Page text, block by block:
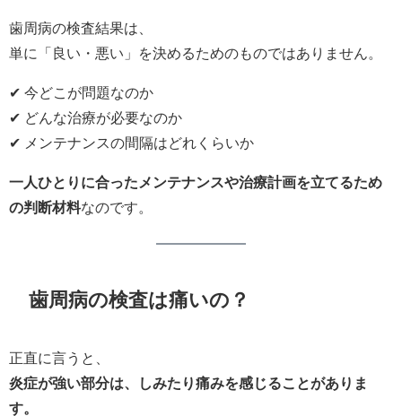
歯周病の検査結果は、
単に「良い・悪い」を決めるためのものではありません。
✔ 今どこが問題なのか
✔ どんな治療が必要なのか
✔ メンテナンスの間隔はどれくらいか
一人ひとりに合ったメンテナンスや治療計画を立てるため
の判断材料なのです。
歯周病の検査は痛いの？
正直に言うと、
炎症が強い部分は、しみたり痛みを感じることがありま
す。